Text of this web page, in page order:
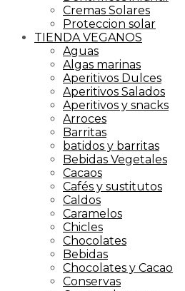
Cremas Solares
Proteccion solar
TIENDA VEGANOS
Aguas
Algas marinas
Aperitivos Dulces
Aperitivos Salados
Aperitivos y snacks
Arroces
Barritas
batidos y barritas
Bebidas Vegetales
Cacaos
Cafés y sustitutos
Caldos
Caramelos
Chicles
Chocolates
Bebidas
Chocolates y Cacao
Conservas